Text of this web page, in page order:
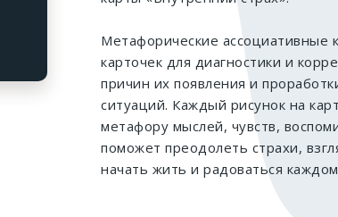
Метафорические ассоциативные
карточек для диагностики и
причин их появления и
ситуаций. Каждый рисунок на
метафору мыслей, чувств,
поможет преодолеть страхи,
начать жить и радоваться